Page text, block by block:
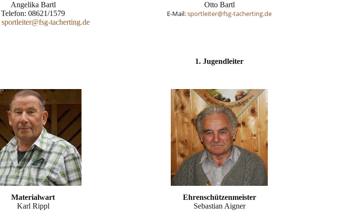
Angelika Bartl
Telefon: 08621/1579
sportleiter@fsg-tacherting.de
Otto Bartl
E-Mail:sportleiter@fsg-tacherting.de
1. Jugendleiter
Materialwart
Karl Rippl
Ehrenschützenmeister
Sebastian Aigner